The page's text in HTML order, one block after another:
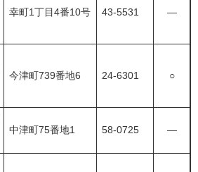
幸町1丁目4番10号 43-5531 ―
今津町739番地6 24-6301 ○
中津町75番地1 58-0725 ―